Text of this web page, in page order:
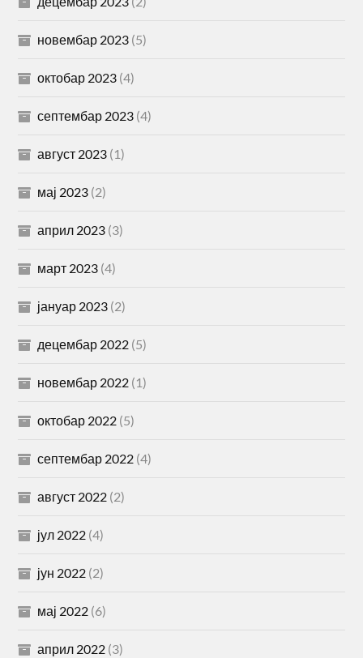
новембар 2023 (5)
октобар 2023 (4)
септембар 2023 (4)
август 2023 (1)
мај 2023 (2)
април 2023 (3)
март 2023 (4)
јануар 2023 (2)
децембар 2022 (5)
новембар 2022 (1)
октобар 2022 (5)
септембар 2022 (4)
август 2022 (2)
јул 2022 (4)
јун 2022 (2)
мај 2022 (6)
април 2022 (3)